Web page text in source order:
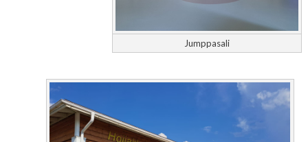
Jumppasali